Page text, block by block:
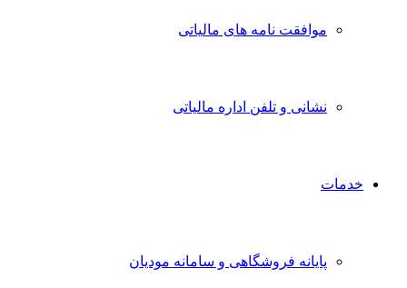
موافقت نامه های مالیاتی
نشانی و تلفن اداره مالیاتی
خدمات
پایانه فروشگاهی و سامانه مودیان